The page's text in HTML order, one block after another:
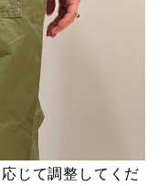
じて調整してくだ